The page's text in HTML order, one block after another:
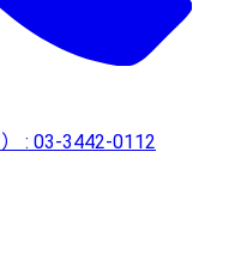
: 03-3442-0112